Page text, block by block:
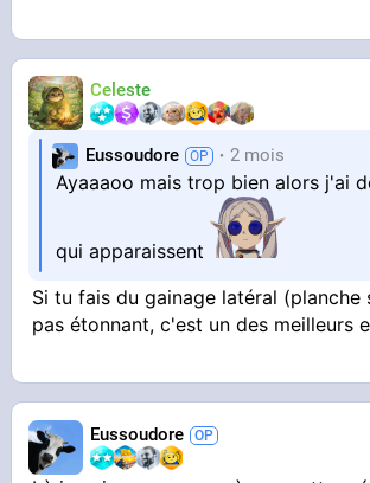
Celeste
Eussoudore 2 mois
Ayaaaoo mais trop bien alors j'ai
qui apparaissent
Si tu fais du gainage latéral (planche
pas étonnant, c'est un des meilleurs
Eussoudore